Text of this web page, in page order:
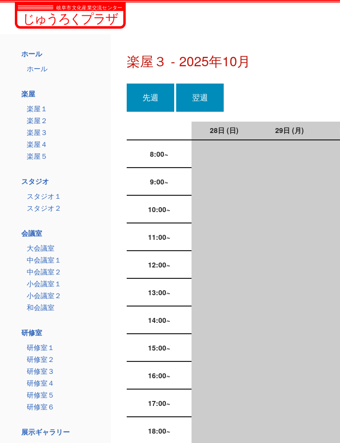
ホール
ホール
楽屋
楽屋１
楽屋２
楽屋３
楽屋４
楽屋５
スタジオ
スタジオ１
スタジオ２
会議室
大会議室
中会議室１
中会議室２
小会議室１
小会議室２
和会議室
研修室
研修室１
研修室２
研修室３
研修室４
研修室５
研修室６
展示ギャラリー
楽屋３ - 2025年10月
先週 翌週
28日 (日) 29日 (月)
8:00~
9:00~
10:00~
11:00~
12:00~
13:00~
14:00~
15:00~
16:00~
17:00~
18:00~